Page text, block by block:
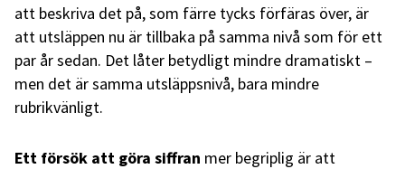
att beskriva det på, som färre tycks förfäras över, är
att utsläppen nu är tillbaka på samma nivå som för ett
par år sedan. Det låter betydligt mindre dramatiskt –
men det är samma utsläppsnivå, bara mindre
rubrikvänligt.
Ett försök att göra siffran mer begriplig är att